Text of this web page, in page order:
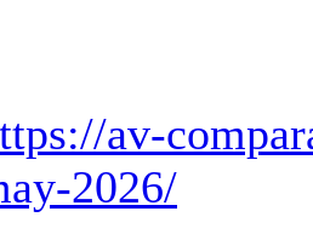
av-
2026/